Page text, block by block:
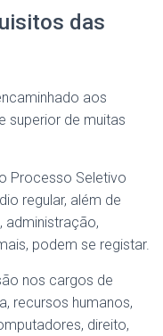
das
aos
superior de muitas
Processo Seletivo
regular, além de
administração,
podem se registar.
nos cargos de
recursos humanos,
direito,